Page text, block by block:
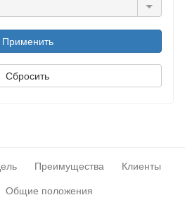
Преимущества
Клиенты
Общие положения